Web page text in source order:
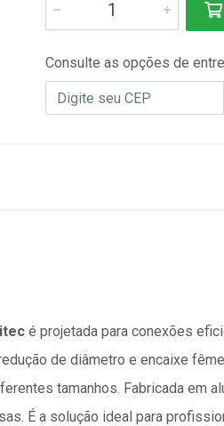
Consulte as opções de
é projetada para conexões
de diâmetro e encaixe
tamanhos. Fabricada em
É a solução ideal para